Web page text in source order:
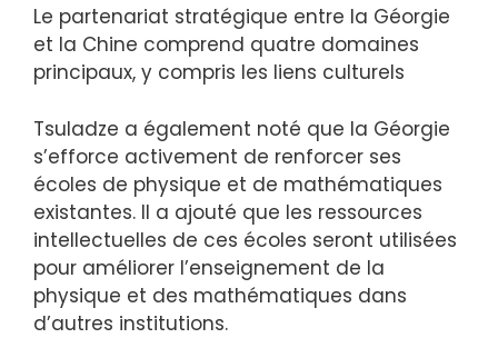
Le partenariat stratégique entre la Géorgie
et la Chine comprend quatre domaines
principaux, y compris les liens culturels
Tsuladze a également noté que la Géorgie
s’efforce activement de renforcer ses
écoles de physique et de mathématiques
existantes. Il a ajouté que les ressources
intellectuelles de ces écoles seront utilisées
pour améliorer l’enseignement de la
physique et des mathématiques dans
d’autres institutions.